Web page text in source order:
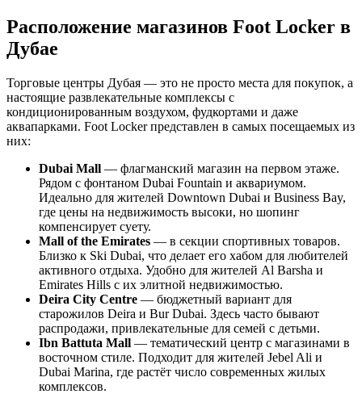
Расположение магазинов Foot Locker в
Дубае
Торговые центры Дубая — это не просто места для покупок, а
настоящие развлекательные комплексы с
кондиционированным воздухом, фудкортами и даже
аквапарками. Foot Locker представлен в самых посещаемых из
них:
Dubai Mall — флагманский магазин на первом этаже.
Рядом с фонтаном Dubai Fountain и аквариумом.
Идеально для жителей Downtown Dubai и Business Bay,
где цены на недвижимость высоки, но шопинг
компенсирует суету.
Mall of the Emirates — в секции спортивных товаров.
Близко к Ski Dubai, что делает его хабом для любителей
активного отдыха. Удобно для жителей Al Barsha и
Emirates Hills с их элитной недвижимостью.
Deira City Centre — бюджетный вариант для
старожилов Deira и Bur Dubai. Здесь часто бывают
распродажи, привлекательные для семей с детьми.
Ibn Battuta Mall — тематический центр с магазинами в
восточном стиле. Подходит для жителей Jebel Ali и
Dubai Marina, где растёт число современных жилых
комплексов.